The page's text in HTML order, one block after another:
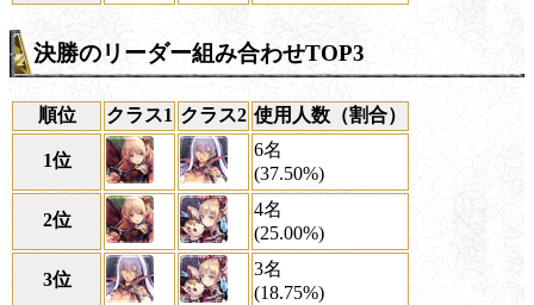
決勝のリーダー組み合わせTOP3
順位 クラス1 クラス2 使用人数（割合）
1位
6名
(37.50%)
2位
4名
(25.00%)
3位
3名
(18.75%)